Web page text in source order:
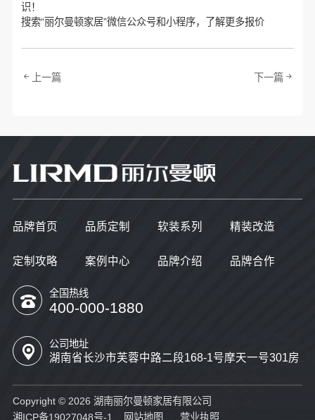
识！
搜索“丽尔曼顿家居”微信公众号和小程序，了解更多报价
上一篇 下一篇
品牌首页 品质定制 软装系列 精装改造
定制攻略 案例中心 品牌介绍 品牌合作
全国热线
400-000-1880
公司地址
湖南省长沙市芙蓉中路二段168-1号摩天一号301房
Copyright © 2026 湖南丽尔曼顿家居有限公司
湘ICP备19027048号-1
网站地图 营业执照